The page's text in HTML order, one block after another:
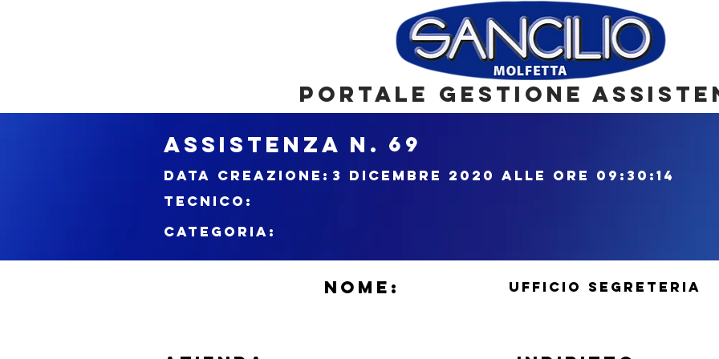
NOME: UFFICIO SEGRETERIA
69
ASSISTENZA N.
DATA CREAZIONE:
tecnico:
3 dicembre 2020 alle ore 09:30:14
CATEGORIA:
portale gestione